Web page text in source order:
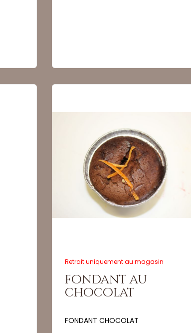
Retrait uniquement au magasin
fondant au
chocolat
FONDANT CHOCOLAT